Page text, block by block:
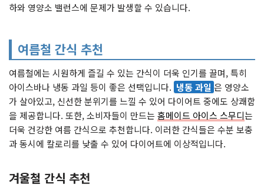
하와 영양소 밸런스에 문제가 발생할 수 있습니다.
여름철 간식 추천
여름철에는 시원하게 즐길 수 있는 간식이 더욱 인기를 끌며, 특히
아이스바나 냉동 과일 등이 좋은 선택입니다. 냉동 과일 은 영양소
가 살아있고, 신선한 분위기를 느낄 수 있어 다이어트 중에도 상쾌함
을 제공합니다. 또한, 소비자들이 만드는 홈메이드 아이스 스무디는
더욱 건강한 여름 간식으로 추천합니다. 이러한 간식들은 수분 보충
과 동시에 칼로리를 낮출 수 있어 다이어트에 이상적입니다.
겨울철 간식 추천